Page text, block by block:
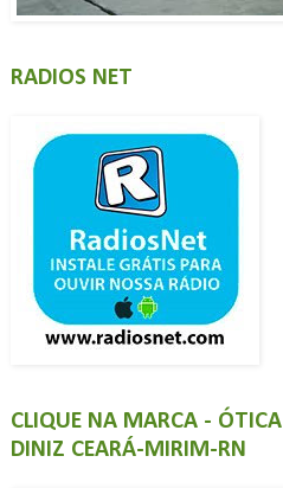
RADIOS NET
CLIQUE NA MARCA - ÓTICA
DINIZ CEARÁ-MIRIM-RN